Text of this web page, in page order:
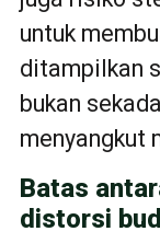
untuk
ditampilkan
bukan
menyangkut
Batas
distorsi